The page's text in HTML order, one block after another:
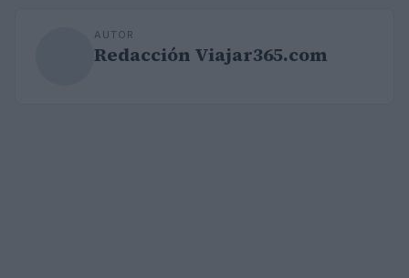
AUTOR
Redacción Viajar365.com